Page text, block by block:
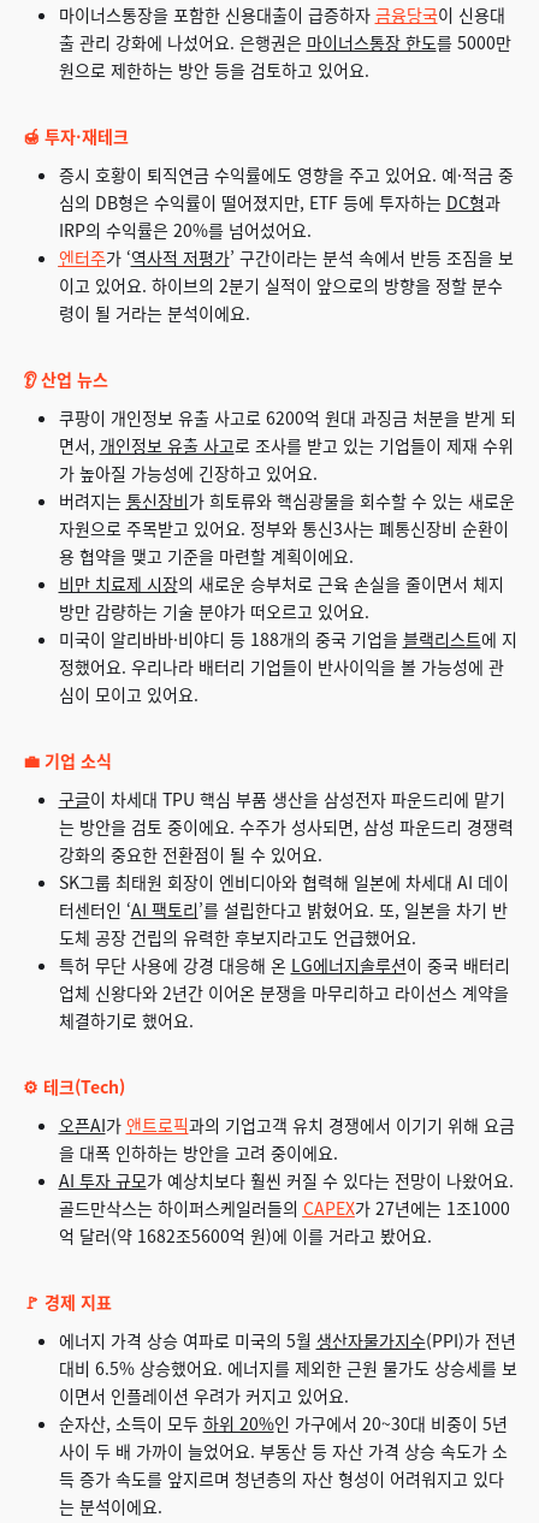
마이너스통장을 포함한 신용대출이 급증하자 금융당국이 신용대
출 관리 강화에 나섰어요. 은행권은 마이너스통장 한도를 5000만
원으로 제한하는 방안 등을 검토하고 있어요.
🍯 투자·재테크
증시 호황이 퇴직연금 수익률에도 영향을 주고 있어요. 예·적금 중
심의 DB형은 수익률이 떨어졌지만, ETF 등에 투자하는 DC형과
IRP의 수익률은 20%를 넘어섰어요.
엔터주가 ‘역사적 저평가’ 구간이라는 분석 속에서 반등 조짐을 보
이고 있어요. 하이브의 2분기 실적이 앞으로의 방향을 정할 분수
령이 될 거라는 분석이에요.
👂 산업 뉴스
쿠팡이 개인정보 유출 사고로 6200억 원대 과징금 처분을 받게 되
면서, 개인정보 유출 사고 로 조사를 받고 있는 기업들이 제재 수위
가 높아질 가능성에 긴장하고 있어요.
버려지는 통신장비가 희토류와 핵심광물을 회수할 수 있는 새로운
자원으로 주목받고 있어요. 정부와 통신3사는 폐통신장비 순환이
용 협약을 맺고 기준을 마련할 계획이에요.
비만 치료제 시장의 새로운 승부처로 근육 손실을 줄이면서 체지
방만 감량하는 기술 분야가 떠오르고 있어요.
미국이 알리바바·비야디 등 188개의 중국 기업을 블랙리스트에 지
정했어요. 우리나라 배터리 기업들이 반사이익을 볼 가능성에 관
심이 모이고 있어요.
💼 기업 소식
구글이 차세대 TPU 핵심 부품 생산을 삼성전자 파운드리에 맡기
는 방안을 검토 중이에요. 수주가 성사되면, 삼성 파운드리 경쟁력
강화의 중요한 전환점이 될 수 있어요.
SK그룹 최태원 회장이 엔비디아와 협력해 일본에 차세대 AI 데이
터센터인 ‘AI 팩토리’를 설립한다고 밝혔어요. 또, 일본을 차기 반
도체 공장 건립의 유력한 후보지라고도 언급했어요.
특허 무단 사용에 강경 대응해 온 LG에너지솔루션이 중국 배터리
업체 신왕다와 2년간 이어온 분쟁을 마무리하고 라이선스 계약을
체결하기로 했어요.
⚙️ 테크(Tech)
오픈AI가 앤트로픽과의 기업고객 유치 경쟁에서 이기기 위해 요금
을 대폭 인하하는 방안을 고려 중이에요.
AI 투자 규모가 예상치보다 훨씬 커질 수 있다는 전망이 나왔어요.
골드만삭스는 하이퍼스케일러들의 CAPEX가 27년에는 1조1000
억 달러(약 1682조5600억 원)에 이를 거라고 봤어요.
🚩 경제 지표
에너지 가격 상승 여파로 미국의 5월 생산자물가지수(PPI)가 전년
대비 6.5% 상승했어요. 에너지를 제외한 근원 물가도 상승세를 보
이면서 인플레이션 우려가 커지고 있어요.
순자산, 소득이 모두 하위 20%인 가구에서 20~30대 비중이 5년
사이 두 배 가까이 늘었어요. 부동산 등 자산 가격 상승 속도가 소
득 증가 속도를 앞지르며 청년층의 자산 형성이 어려워지고 있다
는 분석이에요.